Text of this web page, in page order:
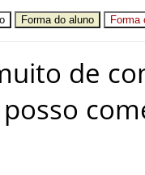
Forma do aluno Forma
de
posso